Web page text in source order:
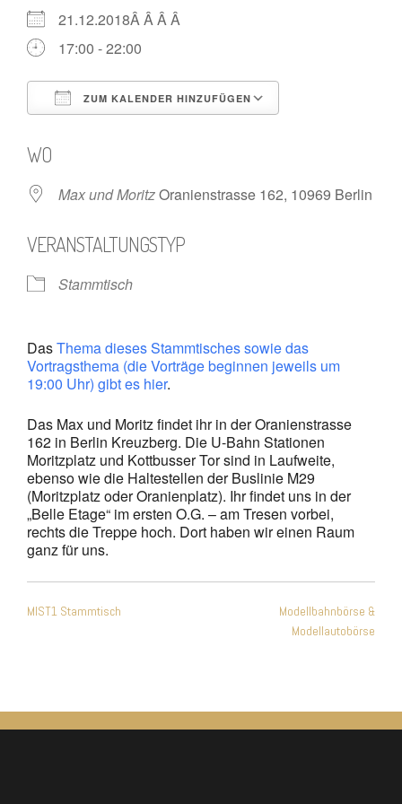
21.12.2018Â Â Â Â
17:00 - 22:00
ZUM KALENDER HINZUFÜGEN
WO
Max und MoritzOranienstrasse 162, 10969 Berlin
VERANSTALTUNGSTYP
Stammtisch
DasThema dieses Stammtisches sowie das
Vortragsthema (die Vorträge beginnen jeweils um
19:00 Uhr) gibt es hier.
Das Max und Moritz findet ihr in der Oranienstrasse
162 in Berlin Kreuzberg. Die U-Bahn Stationen
Moritzplatz und Kottbusser Tor sind in Laufweite,
ebenso wie die Haltestellen der Buslinie M29
(Moritzplatz oder Oranienplatz). Ihr findet uns in der
„Belle Etage“ im ersten O.G. – am Tresen vorbei,
rechts die Treppe hoch. Dort haben wir einen Raum
ganz für uns.
MIST1 Stammtisch
Modellbahnbörse &
Modellautobörse